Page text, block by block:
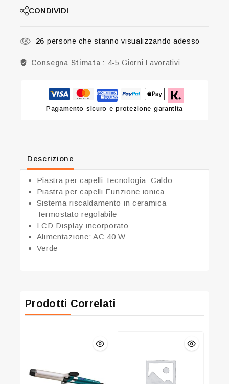
CONDIVIDI
26 persone che stanno visualizzando adesso
Consegna Stimata : 4-5 Giorni Lavorativi
Pagamento sicuro e protezione garantita
Descrizione
Piastra per capelli Tecnologia: Caldo
Piastra per capelli Funzione ionica
Sistema riscaldamento in ceramica
Termostato regolabile
LCD Display incorporato
Alimentazione: AC 40 W
Verde
Prodotti Correlati